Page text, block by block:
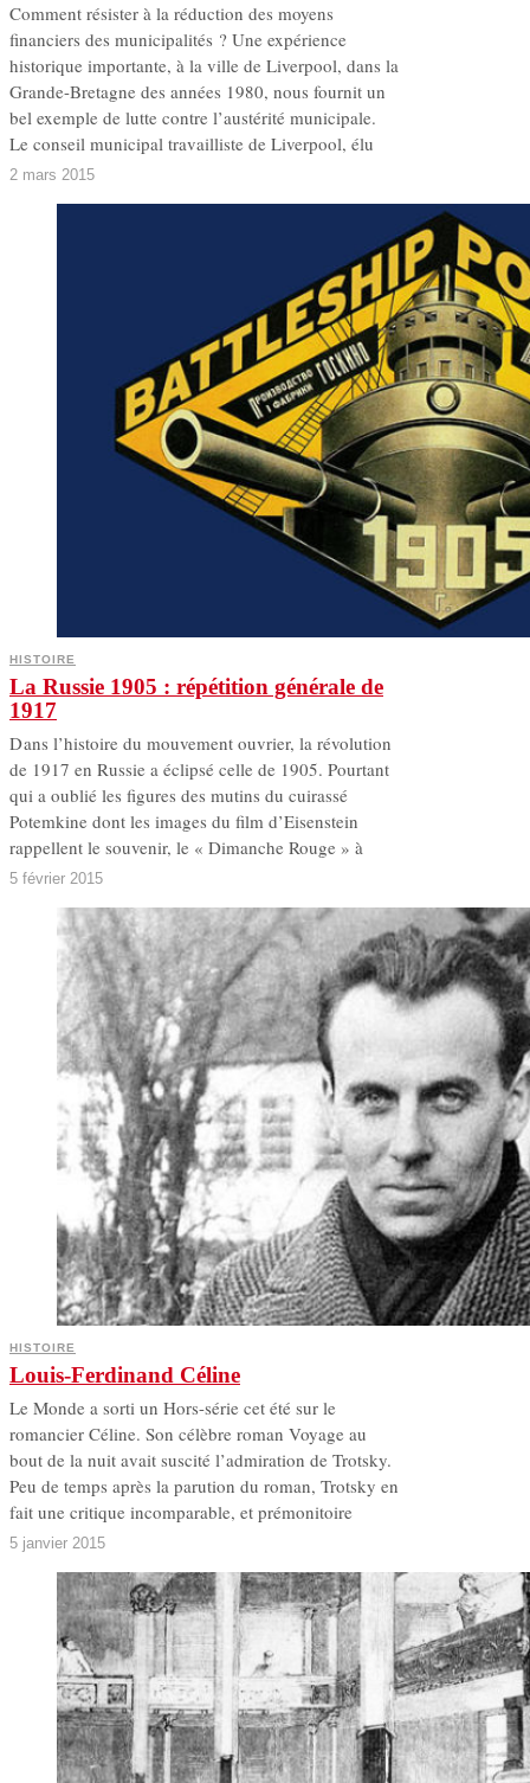
Comment résister à la réduction des moyens
financiers des municipalités ? Une expérience
historique importante, à la ville de Liverpool, dans la
Grande-Bretagne des années 1980, nous fournit un
bel exemple de lutte contre l’austérité municipale.
Le conseil municipal travailliste de Liverpool, élu
2 mars 2015
HISTOIRE
La Russie 1905 : répétition générale de
1917
D ans l’histoire du mouvement ouvrier, la révolution
de 1917 en Russie a éclipsé celle de 1905. Pourtant
qui a oublié les figures des mutins du cuirassé
Potemkine dont les images du film d’Eisenstein
rappellent le souvenir, le « Dimanche Rouge » à
5 février 2015
HISTOIRE
Louis-Ferdinand Céline
Le Monde a sorti un Hors-série cet été sur le
romancier Céline. Son célèbre roman Voyage au
bout de la nuit avait suscité l’admiration de Trotsky.
Peu de temps après la parution du roman, Trotsky en
fait une critique incomparable, et prémonitoire
5 janvier 2015